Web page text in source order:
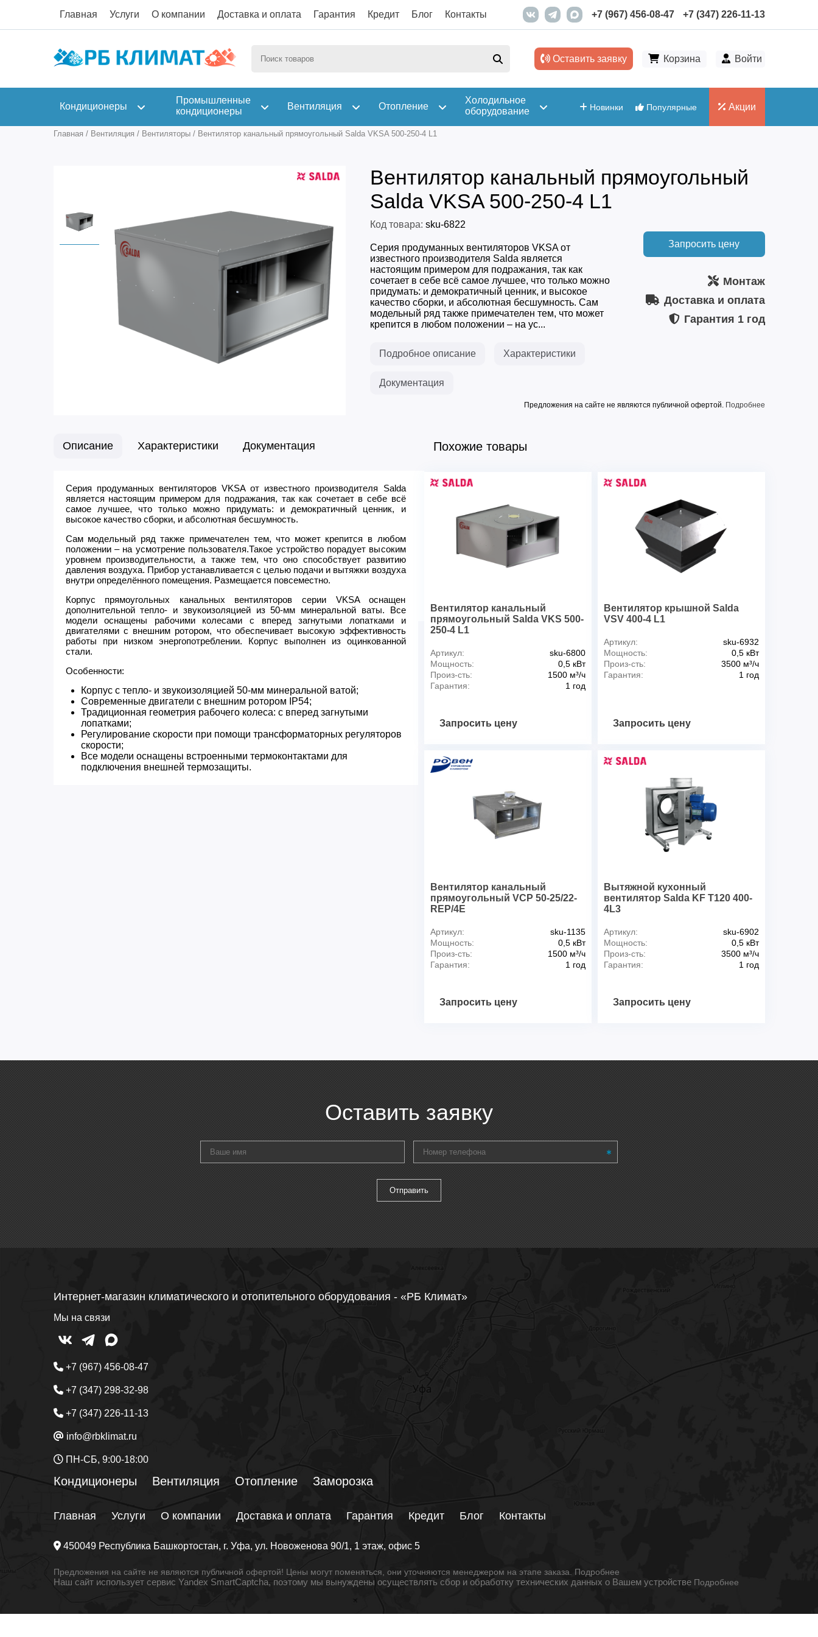
Главная Услуги О компании Доставка и оплата Гарантия Кредит Блог Контакты +7 (967) 456-08-47 +7 (347) 226-11-13
Оставить заявку Корзина Войти
Новинки Популярные Акции
Кондиционеры
Промышленные
кондиционеры
Вентиляция Отопление
Холодильное
оборудование
Главная / Вентиляция / Вентиляторы / Вентилятор канальный прямоугольный Salda VKSA 500-250-4 L1
Вентилятор канальный прямоугольный
Salda VKSA 500-250-4 L1
Код товара: sku-6822
Серия продуманных вентиляторов VKSA от
известного производителя Salda является
настоящим примером для подражания, так как
сочетает в себе всё самое лучшее, что только можно
придумать: и демократичный ценник, и высокое
качество сборки, и абсолютная бесшумность. Сам
модельный ряд также примечателен тем, что может
крепится в любом положении – на ус...
Подробное описание Характеристики
Документация
Запросить цену
Монтаж
Доставка и оплата
Гарантия 1 год
Предложения на сайте не являются публичной офертой. Подробнее
Описание Характеристики Документация
Серия продуманных вентиляторов VKSA от известного производителя Salda
является настоящим примером для подражания, так как сочетает в себе всё
самое лучшее, что только можно придумать: и демократичный ценник, и
высокое качество сборки, и абсолютная бесшумность.
Сам модельный ряд также примечателен тем, что может крепится в любом
положении – на усмотрение пользователя.Такое устройство порадует высоким
уровнем производительности, а также тем, что оно способствует развитию
давления воздуха. Прибор устанавливается с целью подачи и вытяжки воздуха
внутри определённого помещения. Размещается повсеместно.
Корпус прямоугольных канальных вентиляторов серии VKSA оснащен
дополнительной тепло- и звукоизоляцией из 50-мм минеральной ваты. Все
модели оснащены рабочими колесами с вперед загнутыми лопатками и
двигателями с внешним ротором, что обеспечивает высокую эффективность
работы при низком энергопотреблении. Корпус выполнен из оцинкованной
стали.
Особенности:​
Корпус с тепло- и звукоизоляцией 50-мм минеральной ватой;
Современные двигатели с внешним ротором IP54;
Традиционная геометрия рабочего колеса: с вперед загнутыми
лопатками;
Регулирование скорости при помощи трансформаторных регуляторов
скорости;
Все модели оснащены встроенными термоконтактами для
подключения внешней термозащиты.
Модель
Расход воздуха max, м3ч
1651
Напряжение 50 Гц, В
230
Мощность, кВт
0,51
Номинальный ток, А
2,3
Частота вращения, обмин
49
Похожие товары
Вентилятор канальный
прямоугольный Salda VKS 500-
250-4 L1
Артикул:
sku-6800
Мощность:
0,5 кВт
Произ-сть:
1500 м³/ч
Гарантия:
1 год
Запросить цену
Вентилятор крышной Salda
VSV 400-4 L1
Артикул:
sku-6932
Мощность:
0,5 кВт
Произ-сть:
3500 м³/ч
Гарантия:
1 год
Запросить цену
Вентилятор канальный
прямоугольный VCP 50-25/22-
REP/4E
Артикул:
sku-1135
Мощность:
0,5 кВт
Произ-сть:
1500 м³/ч
Гарантия:
1 год
Запросить цену
Вытяжной кухонный
вентилятор Salda KF T120 400-
4L3
Артикул:
sku-6902
Мощность:
0,5 кВт
Произ-сть:
3500 м³/ч
Гарантия:
1 год
Запросить цену
Оставить заявку
Интернет-магазин климатического и отопительного оборудования - «РБ Климат»
Мы на связи
+7 (967) 456-08-47
+7 (347) 298-32-98
+7 (347) 226-11-13
info@rbklimat.ru
ПН-СБ, 9:00-18:00
Кондиционеры Вентиляция Отопление Заморозка
Главная Услуги О компании Доставка и оплата Гарантия Кредит Блог Контакты
450049 Республика Башкортостан, г. Уфа, ул. Новоженова 90/1, 1 этаж, офис 5
Предложения на сайте не являются публичной офертой! Цены могут поменяться, они уточняются менеджером на этапе заказа. Подробнее
Наш сайт использует сервис Yandex SmartCaptcha, поэтому мы вынуждены осуществлять сбор и обработку технических данных о Вашем устройстве Подробнее